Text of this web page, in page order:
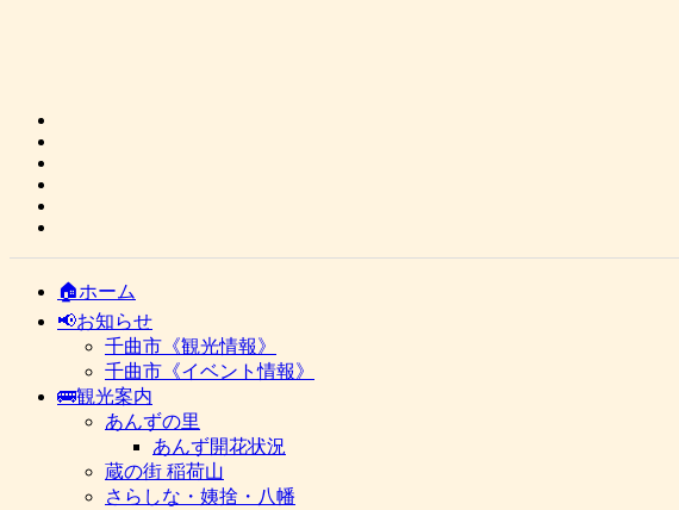
🏠ホーム
📢お知らせ
千曲市《観光情報》
千曲市《イベント情報》
🚌観光案内
あんずの里
あんず開花状況
蔵の街 稲荷山
さらしな・姨捨・八幡